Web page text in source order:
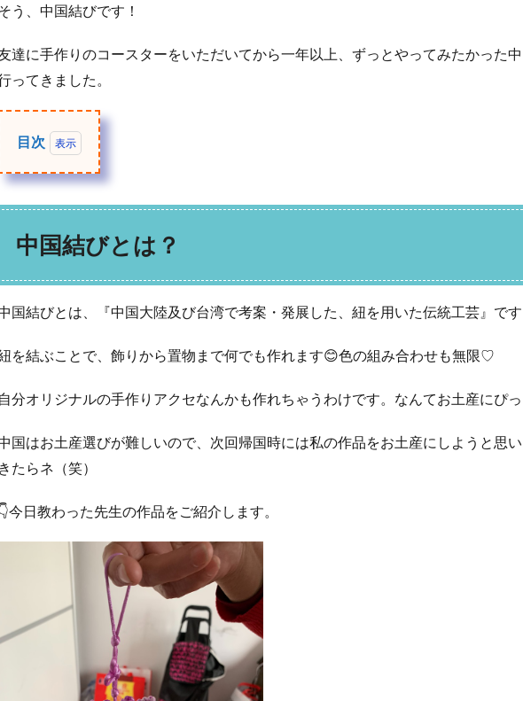
う、中国結びです！
達に手作りのコースターをいただいてから一年以上、ずっとやってみたかった
ってきました。
目次
中国
結び
は？
り
は
ン
み
た
中国結びとは？
国結びとは、『中国大陸及び台湾で考案・発展した、紐を用いた伝統工芸』で
を結ぶことで、飾りから置物まで何でも作れます😊色の組み合わせも無限♡
自分オリジナルの手作りアクセなんかも作れちゃうわけです。なんてお土産にぴ
国はお土産選びが難しいので、次回帰国時には私の作品をお土産にしようと思
きたらネ（笑）
今日教わった先生の作品をご紹介します。